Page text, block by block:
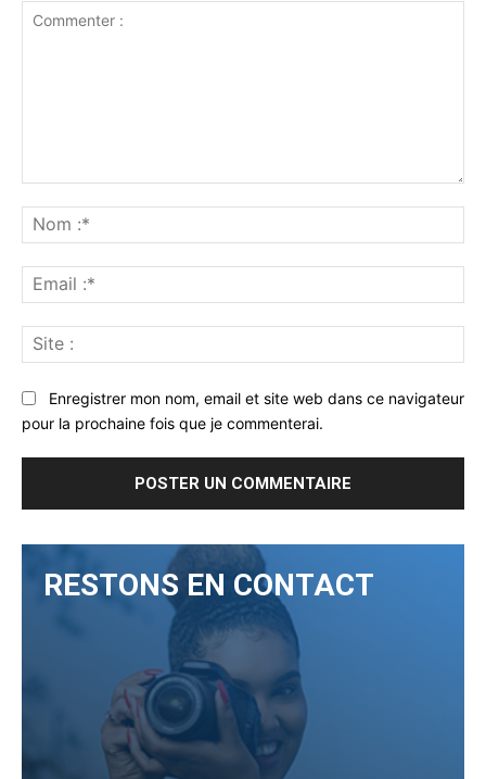
:*
:*
:
Enregistrer mon nom, email et site web dans ce navigateur
pour la prochaine fois que je commenterai.
RESTONS EN CONTACT